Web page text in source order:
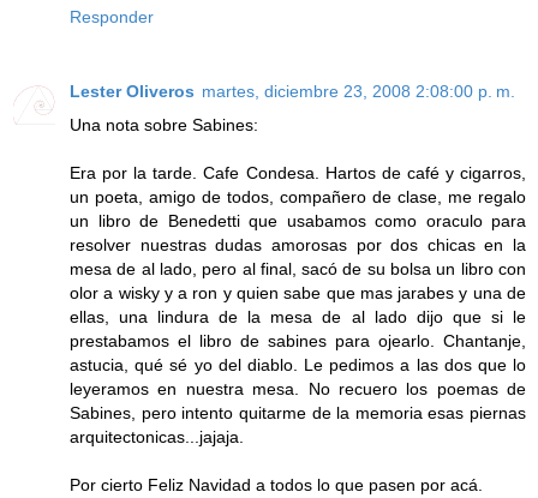
Responder
Lester Oliveros martes, diciembre 23, 2008 2:08:00 p. m.
Una nota sobre Sabines:
Era por la tarde. Cafe Condesa. Hartos de café y cigarros,
un poeta, amigo de todos, compañero de clase, me regalo
un libro de Benedetti que usabamos como oraculo para
resolver nuestras dudas amorosas por dos chicas en la
mesa de al lado, pero al final, sacó de su bolsa un libro con
olor a wisky y a ron y quien sabe que mas jarabes y una de
ellas, una lindura de la mesa de al lado dijo que si le
prestabamos el libro de sabines para ojearlo. Chantanje,
astucia, qué sé yo del diablo. Le pedimos a las dos que lo
leyeramos en nuestra mesa. No recuero los poemas de
Sabines, pero intento quitarme de la memoria esas piernas
arquitectonicas...jajaja.
Por cierto Feliz Navidad a todos lo que pasen por acá.